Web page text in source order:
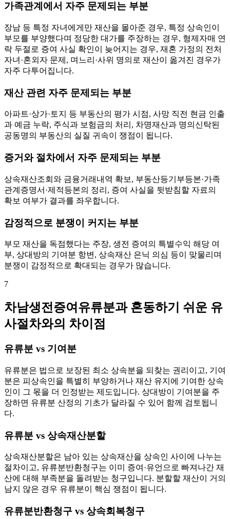
가족관계에서 자주 문제되는 부분
장남 등 특정 자녀에게만 재산을 몰아준 경우, 특정 상속인이
부모를 부양했다며 정당한 대가를 주장하는 경우, 형제자매 연
락 두절로 증여 사실 확인이 늦어지는 경우, 재혼 가정의 전처
자녀·혼외자 문제, 며느리·사위 명의로 재산이 옮겨진 경우가
자주 다투어집니다.
재산 관련 자주 문제되는 부분
아파트·상가·토지 등 부동산의 평가 시점, 사망 직전 현금 인출
과 예금 누락, 주식과 보험금의 처리, 차명재산과 명의신탁된
공동명의 부동산의 실질 귀속이 쟁점이 됩니다.
증거와 절차에서 자주 문제되는 부분
상속재산조회와 금융거래내역 확보, 부동산등기부등본·가족
관계증명서·제적등본의 정리, 증여 사실을 뒷받침할 자료의
확보 여부가 결과를 좌우합니다.
감정적으로 분쟁이 커지는 부분
부모 재산을 독점했다는 주장, 생전 증여의 특별수익 해당 여
부, 상대방의 기여분 항변, 상속재산 은닉 의심 등이 맞물리며
분쟁이 감정적으로 확대되는 경우가 많습니다.
7
차남생전증여유류분과 혼동하기 쉬운 유
사절차와의 차이점
유류분 vs 기여분
유류분은 법으로 보장된 최소 상속분을 되찾는 권리이고, 기여
분은 피상속인을 특별히 부양하거나 재산 유지에 기여한 상속
인이 그 몫을 더 인정받는 제도입니다. 상대방이 기여분을 주
장하면 유류분 산정의 기초가 달라질 수 있어 함께 검토됩니
다.
유류분 vs 상속재산분할
상속재산분할은 남아 있는 상속재산을 상속인 사이에 나누는
절차이고, 유류분반환청구는 이미 증여·유언으로 빠져나간 재
산에 대해 부족분을 돌려받는 청구입니다. 분할할 재산이 거의
남지 않은 경우 유류분이 핵심 쟁점이 됩니다.
유류분반환청구 vs 상속회복청구